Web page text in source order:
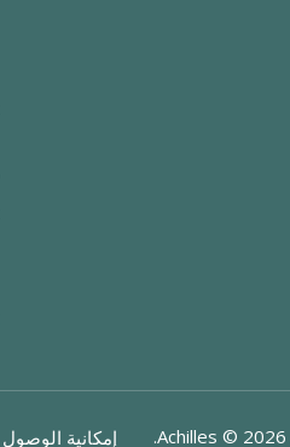
Achilles © 2026 إمكانية الوصول